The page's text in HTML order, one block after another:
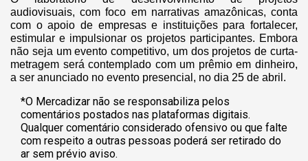
audiovisuais, com foco em narrativas amazônicas, conta
com o apoio de empresas e instituições para fortalecer,
estimular e impulsionar os projetos participantes. Embora
não seja um evento competitivo, um dos projetos de curta-
metragem será contemplado com um prêmio em dinheiro,
a ser anunciado no evento presencial, no dia 25 de abril.
*O Mercadizar não se responsabiliza pelos
comentários postados nas plataformas digitais.
Qualquer comentário considerado ofensivo ou que falte
com respeito a outras pessoas poderá ser retirado do
ar sem prévio aviso.